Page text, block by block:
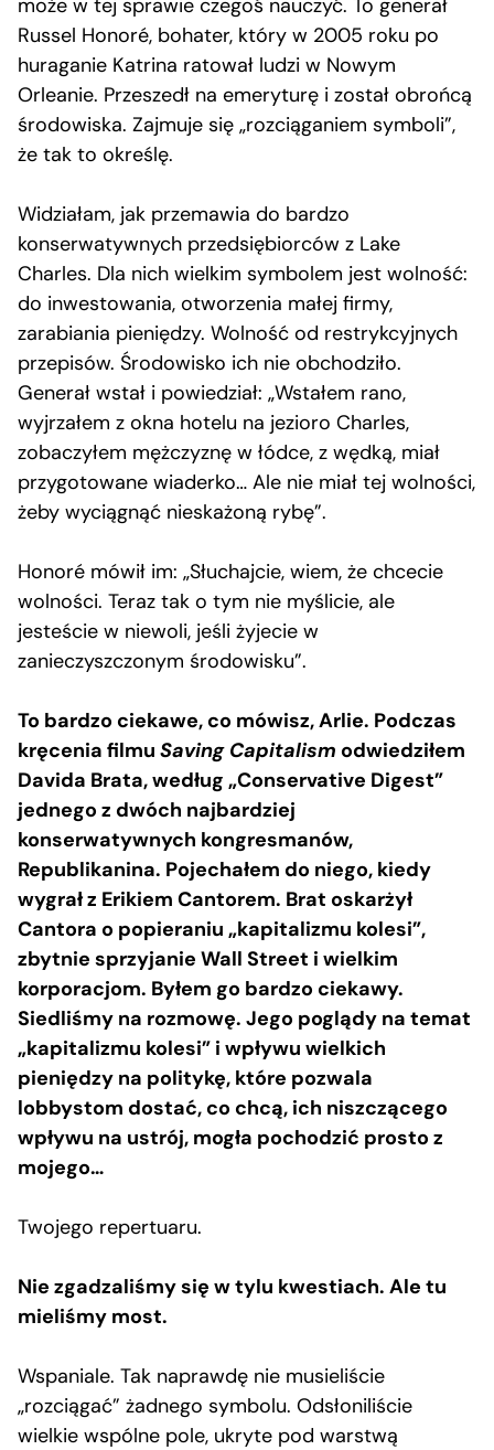
Russel Honoré, bohater, który w 2005 roku po
huraganie Katrina ratował ludzi w Nowym
Orleanie. Przeszedł na emeryturę i został obrońcą
środowiska. Zajmuje się „rozciąganiem symboli”,
że tak to określę.
Widziałam, jak przemawia do bardzo
konserwatywnych przedsiębiorców z Lake
Charles. Dla nich wielkim symbolem jest wolność:
do inwestowania, otworzenia małej firmy,
zarabiania pieniędzy. Wolność od restrykcyjnych
przepisów. Środowisko ich nie obchodziło.
Generał wstał i powiedział: „Wstałem rano,
wyjrzałem z okna hotelu na jezioro Charles,
zobaczyłem mężczyznę w łódce, z wędką, miał
przygotowane wiaderko… Ale nie miał tej wolności,
żeby wyciągnąć nieskażoną rybę”.
Honoré mówił im: „Słuchajcie, wiem, że chcecie
wolności. Teraz tak o tym nie myślicie, ale
jesteście w niewoli, jeśli żyjecie w
zanieczyszczonym środowisku”.
To bardzo ciekawe, co mówisz, Arlie. Podczas
kręcenia filmu Saving Capitalism odwiedziłem
Davida Brata, według „Conservative Digest”
jednego z dwóch najbardziej
konserwatywnych kongresmanów,
Republikanina. Pojechałem do niego, kiedy
wygrał z Erikiem Cantorem. Brat oskarżył
Cantora o popieraniu „kapitalizmu kolesi”,
zbytnie sprzyjanie Wall Street i wielkim
korporacjom. Byłem go bardzo ciekawy.
Siedliśmy na rozmowę. Jego poglądy na temat
„kapitalizmu kolesi” i wpływu wielkich
pieniędzy na politykę, które pozwala
lobbystom dostać, co chcą, ich niszczącego
wpływu na ustrój, mogła pochodzić prosto z
mojego…
Twojego repertuaru.
Nie zgadzaliśmy się w tylu kwestiach. Ale tu
mieliśmy most.
Wspaniale. Tak naprawdę nie musieliście
„rozciągać” żadnego symbolu. Odsłoniliście
wielkie wspólne pole, ukryte pod warstwą